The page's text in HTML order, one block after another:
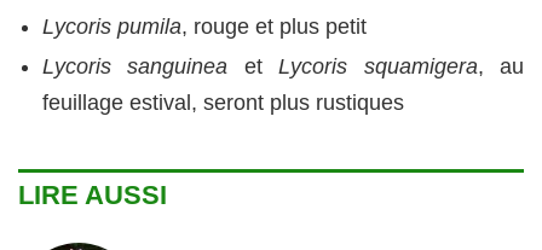
Lycoris pumila, rouge et plus petit
Lycoris sanguinea etLycoris squamigera, au
feuillage estival, seront plus rustiques
LIRE AUSSI